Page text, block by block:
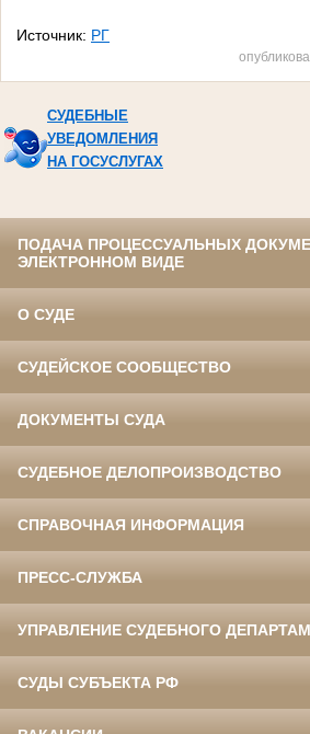
Источник: РГ
СУДЕБНЫЕ
УВЕДОМЛЕНИЯ
НА ГОСУСЛУГАХ
ПОДАЧА ПРОЦЕССУАЛЬНЫХ
ЭЛЕКТРОННОМ ВИДЕ
О СУДЕ
СУДЕЙСКОЕ СООБЩЕСТВО
ДОКУМЕНТЫ СУДА
СУДЕБНОЕ ДЕЛОПРОИЗВОДСТВО
СПРАВОЧНАЯ ИНФОРМАЦИЯ
ПРЕСС-СЛУЖБА
УПРАВЛЕНИЕ СУДЕБНОГО
СУДЫ СУБЪЕКТА РФ